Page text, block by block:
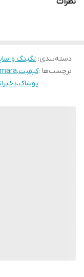
دسته‌بندی: لگینگ و
برچسب‌ها :کیفیت،
پوشاک،